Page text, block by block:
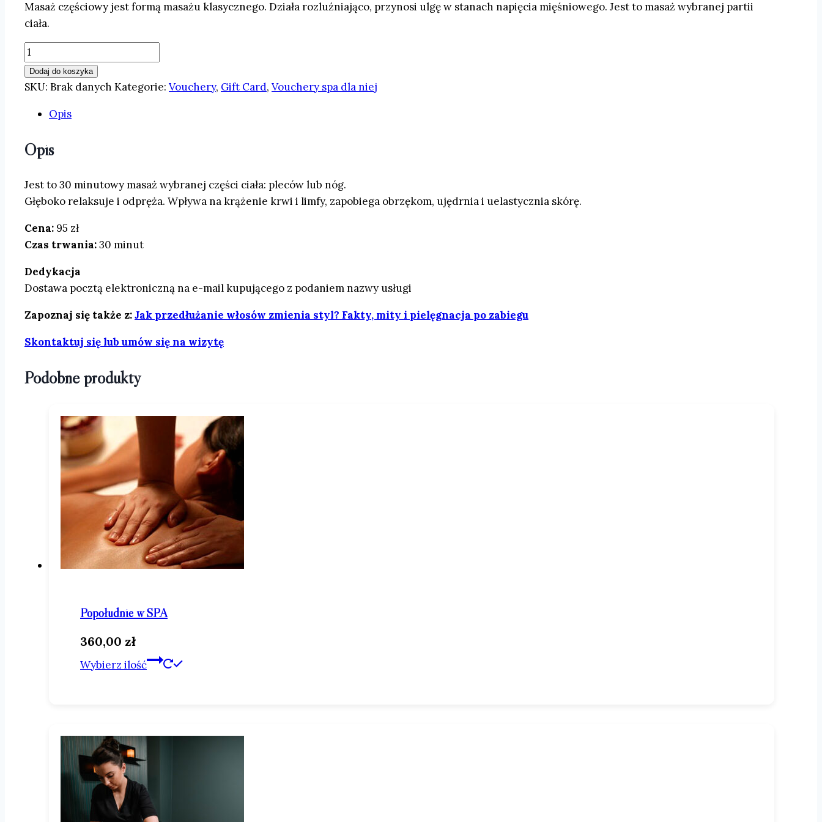
Masaż częściowy jest formą masażu klasycznego. Działa rozluźniająco, przynosi ulgę w stanach napięcia mięśniowego. Jest to masaż wybranej partii
ciała.
ilość
Masaż
częściowy
lub
łydki)
Dodaj do koszyka
SKU: Brak danych Kategorie: Vouchery, Gift Card, Vouchery spa dla niej
Opis
Opis
Jest to 30 minutowy masaż wybranej części ciała: pleców lub nóg.
Głęboko relaksuje i odpręża. Wpływa na krążenie krwi i limfy, zapobiega obrzękom, ujędrnia i uelastycznia skórę.
Cena: 95 zł
Czas trwania:30 minut
Dedykacja
Dostawa pocztą elektroniczną na e-mail kupującego z podaniem nazwy usługi
Zapoznaj się także z:Jak przedłużanie włosów zmienia styl? Fakty, mity i pielęgnacja po zabiegu
Skontaktuj się lub umów się na wizytę
Podobne produkty
Popołudnie w SPA
360,00 zł
Wybierz ilość
Ten